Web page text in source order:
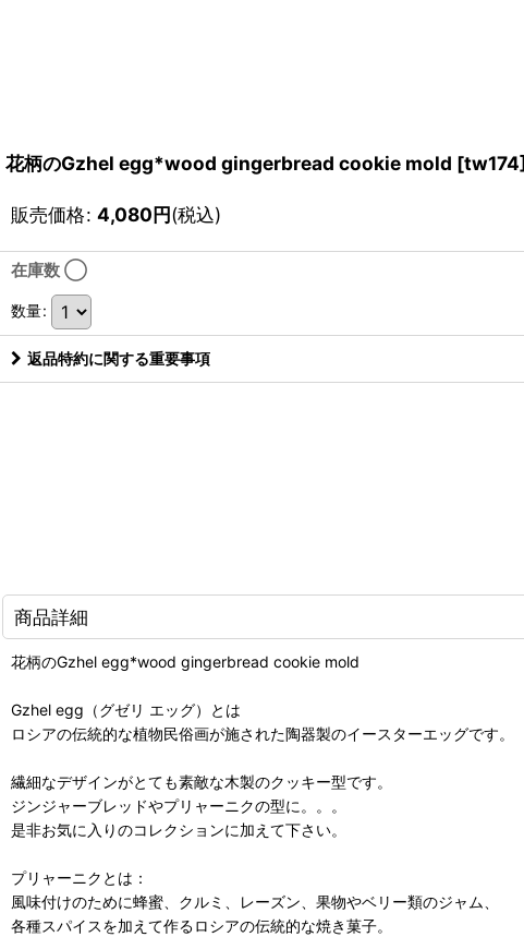
花柄のGzhel egg*wood gingerbread cookie mold [tw174]
販売価格: 4,080円(税込)
在庫数 ◯
数量:
返品特約に関する重要事項
商品詳細
花柄のGzhel egg*wood gingerbread cookie mold
Gzhel egg（グゼリ エッグ）とは
ロシアの伝統的な植物民俗画が施された陶器製のイースターエッグです。
繊細なデザインがとても素敵な木製のクッキー型です。
ジンジャーブレッドやプリャーニクの型に。。。
是非お気に入りのコレクションに加えて下さい。
プリャーニクとは：
風味付けのために蜂蜜、クルミ、レーズン、果物やベリー類のジャム、
各種スパイスを加えて作るロシアの伝統的な焼き菓子。